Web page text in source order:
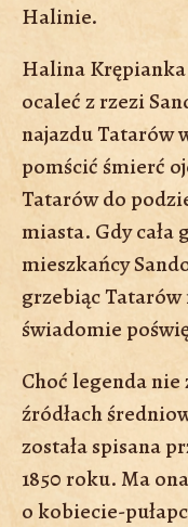
Halinie.
Halina Krępianka
ocaleć z rzezi
najazdu Tatarów
pomścić śmierć
Tatarów do
miasta. Gdy cała
mieszkańcy
grzebiąc
świadomie
Choć legenda
źródłach
została spisana
1850 roku. Ma
o kobiecie-